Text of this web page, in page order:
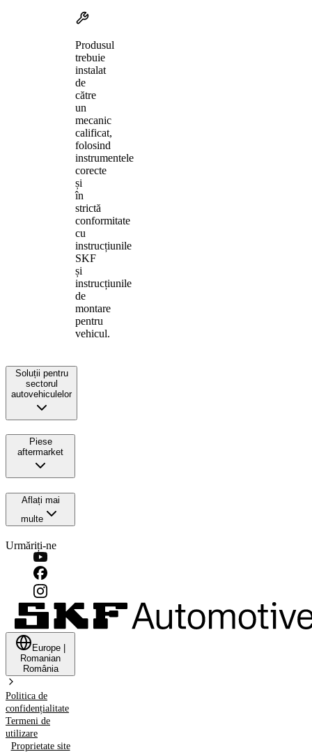
Produsul
trebuie
instalat
de
către
un
mecanic
calificat,
folosind
instrumentele
corecte
și
în
strictă
conformitate
cu
instrucțiunile
SKF
și
instrucțiunile
de
montare
pentru
vehicul.
Soluții pentru
sectorul
autovehiculelor
Piese
aftermarket
Aflați mai
multe
Urmăriți-ne
Europe
Romanian
România
Politica de
confidențialitate
Termeni de
utilizare
Proprietate site